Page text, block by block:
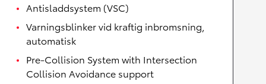
Antisladdsystem (VSC)
Varningsblinker vid kraftig inbromsning,
automatisk
Pre-Collision System with Intersection
Collision Avoidance support